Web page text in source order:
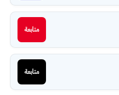
متابعة
متابعة